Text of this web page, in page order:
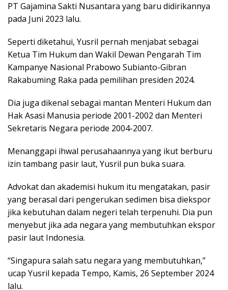
PT Gajamina Sakti Nusantara yang baru didirikannya
pada Juni 2023 lalu.
Seperti diketahui, Yusril pernah menjabat sebagai
Ketua Tim Hukum dan Wakil Dewan Pengarah Tim
Kampanye Nasional Prabowo Subianto-Gibran
Rakabuming Raka pada pemilihan presiden 2024.
Dia juga dikenal sebagai mantan Menteri Hukum dan
Hak Asasi Manusia periode 2001-2002 dan Menteri
Sekretaris Negara periode 2004-2007.
Menanggapi ihwal perusahaannya yang ikut berburu
izin tambang pasir laut, Yusril pun buka suara.
Advokat dan akademisi hukum itu mengatakan, pasir
yang berasal dari pengerukan sedimen bisa diekspor
jika kebutuhan dalam negeri telah terpenuhi. Dia pun
menyebut jika ada negara yang membutuhkan ekspor
pasir laut Indonesia.
“Singapura salah satu negara yang membutuhkan,”
ucap Yusril kepada Tempo, Kamis, 26 September 2024
lalu.